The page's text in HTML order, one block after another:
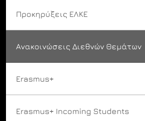
Προκηρύξεις ΕΛΚΕ
Ανακοινώσεις Διεθνών Θεμάτων
Erasmus+
Erasmus+ Incoming Students